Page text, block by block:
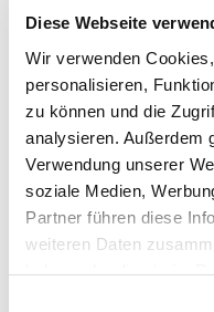
Diese Webseite
Wir verwenden
personalisieren,
zu können und die
analysieren. Außerdem
Verwendung unserer
soziale Medien,
Partner führen diese
weiteren Daten